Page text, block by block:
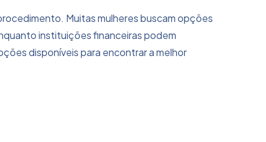
Muitas mulheres buscam opções
instituições financeiras podem
disponíveis para encontrar a melhor